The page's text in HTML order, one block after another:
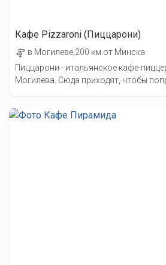
Кафе Pizzaroni (Пиццарони)
в Могилеве,200 км от Минска
Пиццарони - итальянское кафе-
Могилева. Сюда приходят, чтобы